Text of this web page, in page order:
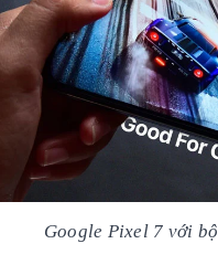
Google Pixel 7 với